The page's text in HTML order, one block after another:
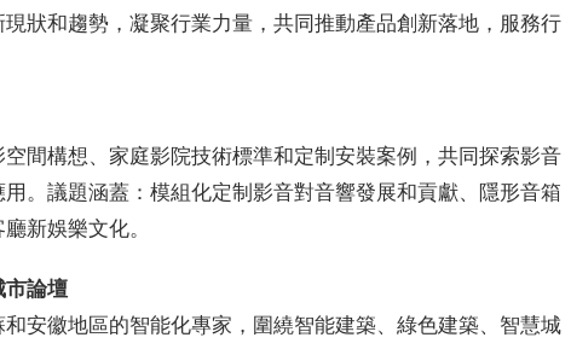
狀和趨勢，凝聚行業力量，共同推動產品創新落地，服務行
間構想、家庭影院技術標準和定制安裝案例，共同探索影音
。議題涵蓋：模組化定制影音對音響發展和貢獻、隱形音箱
新娛樂文化。
市論壇
安徽地區的智能化專家，圍繞智能建築、綠色建築、智慧城